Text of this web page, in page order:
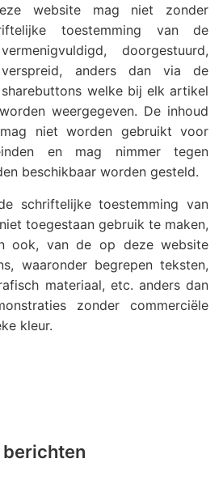
website mag niet zonder
toestemming van de
doorgestuurd,
anders dan via de
welke bij elk artikel
weergegeven. De inhoud
niet worden gebruikt voor
en mag nimmer tegen
beschikbaar worden gesteld.
schriftelijke toestemming van
toegestaan gebruik te maken,
ook, van de op deze website
waaronder begrepen teksten,
materiaal, etc. anders dan
zonder commerciële
kleur.